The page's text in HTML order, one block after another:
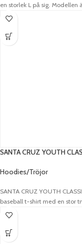
en storlek L på sig.
SANTA CRUZ YOUTH
Hoodies/Tröjor
SANTA CRUZ YOUTH
baseball t-shirt med en stor